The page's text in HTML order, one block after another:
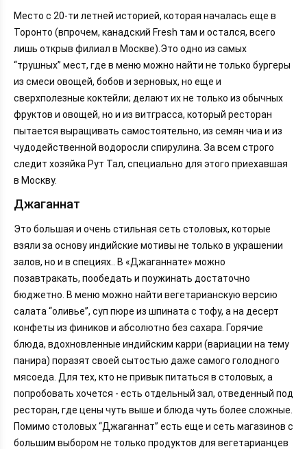
Место с 20-ти летней историей, которая началась еще в
Торонто (впрочем, канадский Fresh там и остался, всего
лишь открыв филиал в Москве).Это одно из самых
“трушных” мест, где в меню можно найти не только бургеры
из смеси овощей, бобов и зерновых, но еще и
сверхполезные коктейли; делают их не только из обычных
фруктов и овощей, но и из витграсса, который ресторан
пытается выращивать самостоятельно, из семян чиа и из
чудодейственной водоросли спирулина. За всем строго
следит хозяйка Рут Тал, специально для этого приехавшая
в Москву.
Джаганнат
Это большая и очень стильная сеть столовых, которые
взяли за основу индийские мотивы не только в украшении
залов, но и в специях.. В «Джаганнате» можно
позавтракать, пообедать и поужинать достаточно
бюджетно. В меню можно найти вегетарианскую версию
салата “оливье”, суп пюре из шпината с тофу, а на десерт
конфеты из фиников и абсолютно без сахара. Горячие
блюда, вдохновленные индийским карри (вариации на тему
панира) поразят своей сытостью даже самого голодного
мясоеда. Для тех, кто не привык питаться в столовых, а
попробовать хочется - есть отдельный зал, отведенный под
ресторан, где цены чуть выше и блюда чуть более сложные.
Помимо столовых “Джаганнат” есть еще и сеть магазинов с
большим выбором не только продуктов для вегетарианцев